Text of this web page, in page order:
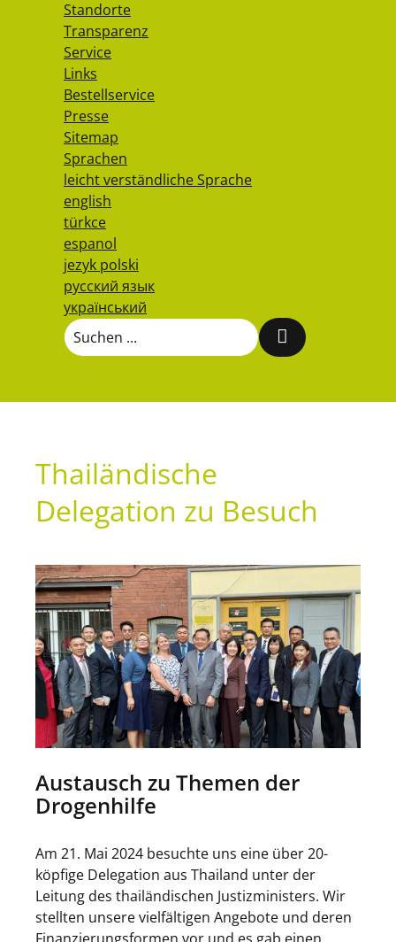
Standorte
Transparenz
Service
Links
Bestellservice
Presse
Sitemap
Sprachen
leicht verständliche Sprache
english
türkce
espanol
jezyk polski
русский язык
український
Thailändische
Delegation zu Besuch
Austausch zu Themen der
Drogenhilfe
Am 21. Mai 2024 besuchte uns eine über 20-
köpfige Delegation aus Thailand unter der
Leitung des thailändischen Justizministers. Wir
stellten unsere vielfältigen Angebote und deren